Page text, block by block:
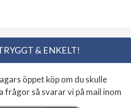
& ENKELT!
öppet köp om du skulle
frågor så svarar vi på mail inom